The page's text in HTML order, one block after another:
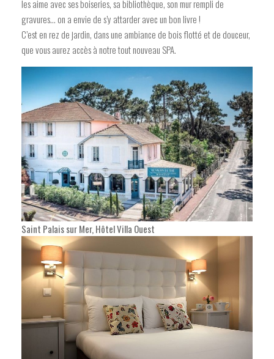
les aime avec ses boiseries, sa bibliothèque, son mur rempli de
gravures… on a envie de s’y attarder avec un bon livre !
C’est en rez de jardin, dans une ambiance de bois flotté et de douceur,
que vous aurez accès à notre tout nouveau SPA.
Saint Palais sur Mer, Hôtel Villa Ouest